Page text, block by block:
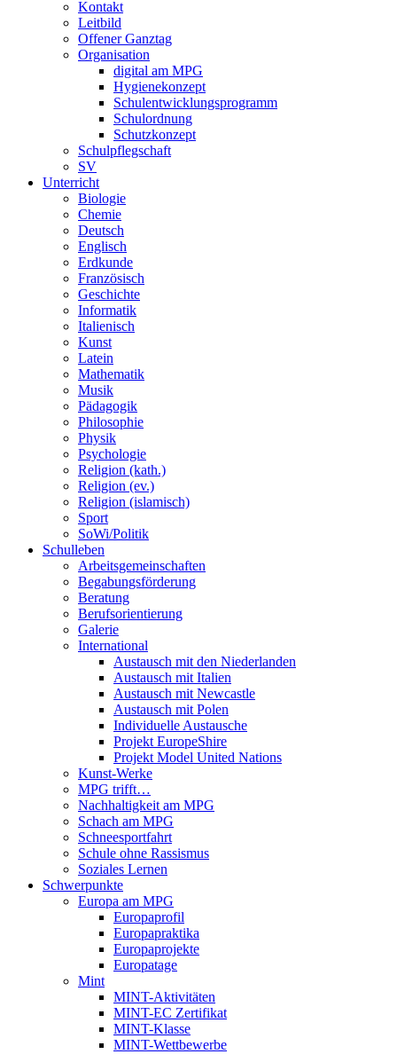
Kontakt
Leitbild
Offener Ganztag
Organisation
digital am MPG
Hygienekonzept
Schulentwicklungsprogramm
Schulordnung
Schutzkonzept
Schulpflegschaft
SV
Unterricht
Biologie
Chemie
Deutsch
Englisch
Erdkunde
Französisch
Geschichte
Informatik
Italienisch
Kunst
Latein
Mathematik
Musik
Pädagogik
Philosophie
Physik
Psychologie
Religion (kath.)
Religion (ev.)
Religion (islamisch)
Sport
SoWi/Politik
Schulleben
Arbeitsgemeinschaften
Begabungsförderung
Beratung
Berufsorientierung
Galerie
International
Austausch mit den Niederlanden
Austausch mit Italien
Austausch mit Newcastle
Austausch mit Polen
Individuelle Austausche
Projekt EuropeShire
Projekt Model United Nations
Kunst-Werke
MPG trifft…
Nachhaltigkeit am MPG
Schach am MPG
Schneesportfahrt
Schule ohne Rassismus
Soziales Lernen
Schwerpunkte
Europa am MPG
Europaprofil
Europapraktika
Europaprojekte
Europatage
Mint
MINT-Aktivitäten
MINT-EC Zertifikat
MINT-Klasse
MINT-Wettbewerbe